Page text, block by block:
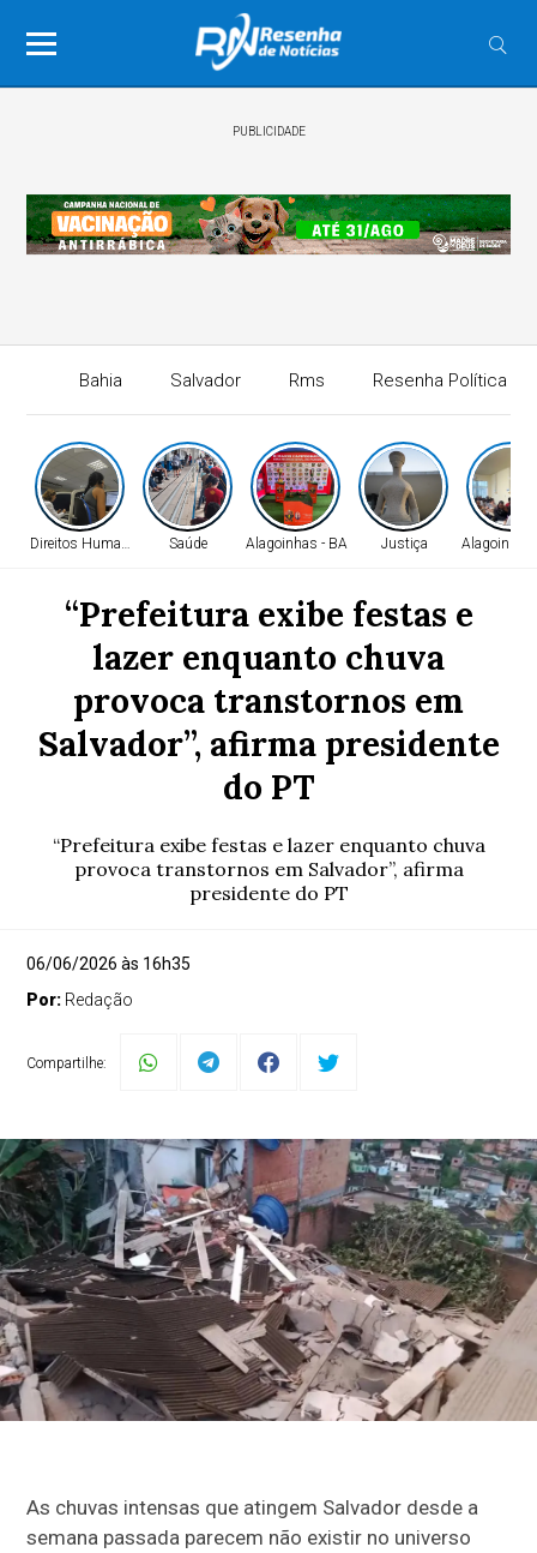
PUBLICIDADE
Bahia Salvador Rms Resenha Política
Direitos Humanos Saúde Alagoinhas - BA Justiça Alagoinhas
“Prefeitura exibe festas e
lazer enquanto chuva
provoca transtornos em
Salvador”, afirma presidente
do PT
“Prefeitura exibe festas e lazer enquanto chuva
provoca transtornos em Salvador”, afirma
presidente do PT
06/06/2026 às 16h35
Por: Redação
Compartilhe:
As chuvas intensas que atingem Salvador desde a
semana passada parecem não existir no universo